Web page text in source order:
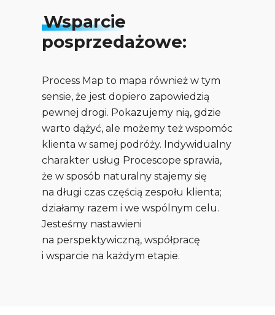
Wsparcie
posprzedażowe:
Process Map to mapa również w tym
sensie, że jest dopiero zapowiedzią
pewnej drogi. Pokazujemy nią, gdzie
warto dążyć, ale możemy też wspomóc
klienta w samej podróży. Indywidualny
charakter usług Procescope sprawia,
że w sposób naturalny stajemy się
na długi czas częścią zespołu klienta;
działamy razem i we wspólnym celu.
Jesteśmy nastawieni
na perspektywiczną, współpracę
i wsparcie na każdym etapie.